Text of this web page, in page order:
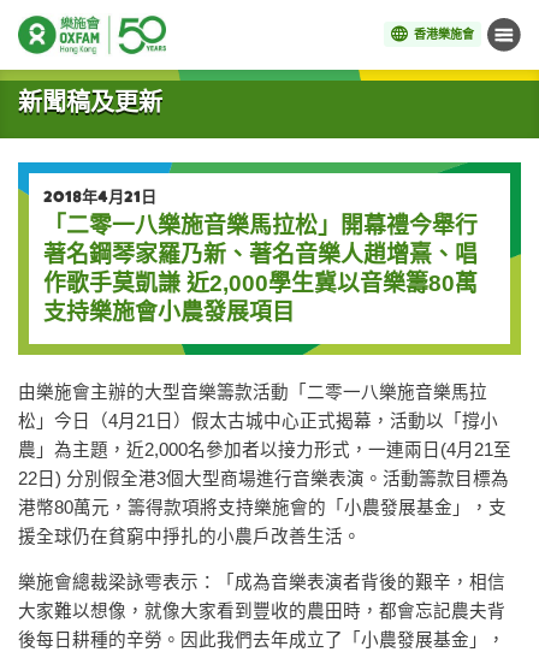
香港樂施會 目錄
開始主要內容
新聞稿及更新
2018年4月21日
「二零一八樂施音樂馬拉松」開幕禮今舉行
著名鋼琴家羅乃新、著名音樂人趙增熹、唱
作歌手莫凱謙 近2,000學生冀以音樂籌80萬
支持樂施會小農發展項目
由樂施會主辦的大型音樂籌款活動「二零一八樂施音樂馬拉
松」今日（4月21日）假太古城中心正式揭幕，活動以「撐小
農」為主題，近2,000名參加者以接力形式，一連兩日(4月21至
22日) 分別假全港3個大型商場進行音樂表演。活動籌款目標為
港幣80萬元，籌得款項將支持樂施會的「小農發展基金」，支
援全球仍在貧窮中掙扎的小農戶改善生活。
樂施會總裁梁詠雩表示：「成為音樂表演者背後的艱辛，相信
大家難以想像，就像大家看到豐收的農田時，都會忘記農夫背
後每日耕種的辛勞。因此我們去年成立了「小農發展基金」，